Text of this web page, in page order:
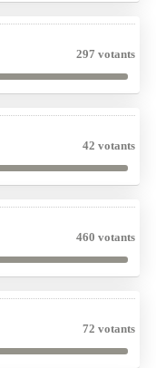
297 votants
42 votants
460 votants
72 votants